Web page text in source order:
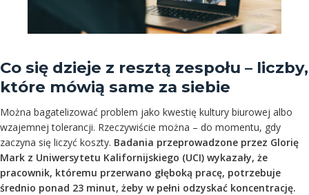
Co się dzieje z resztą zespołu – liczby,
które mówią same za siebie
Można bagatelizować problem jako kwestię kultury biurowej albo
wzajemnej tolerancji. Rzeczywiście można – do momentu, gdy
zaczyna się liczyć koszty. Badania przeprowadzone przez Glorię
Mark z Uniwersytetu Kalifornijskiego (UCI) wykazały, że
pracownik, któremu przerwano głęboką pracę, potrzebuje
średnio ponad 23 minut, żeby w pełni odzyskać koncentrację.